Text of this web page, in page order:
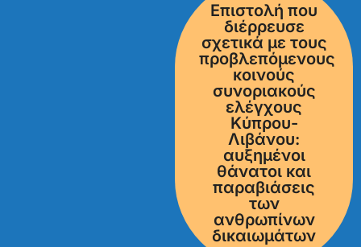
Επιστολή που
διέρρευσε
σχετικά με τους
προβλεπόμενους
κοινούς
συνοριακούς
ελέγχους
Κύπρου-
Λιβάνου:
αυξημένοι
θάνατοι και
παραβιάσεις
των
ανθρωπίνων
δικαιωμάτων